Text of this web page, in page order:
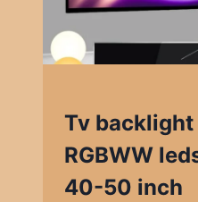
Tv backlight
RGBWW
40-50 inch